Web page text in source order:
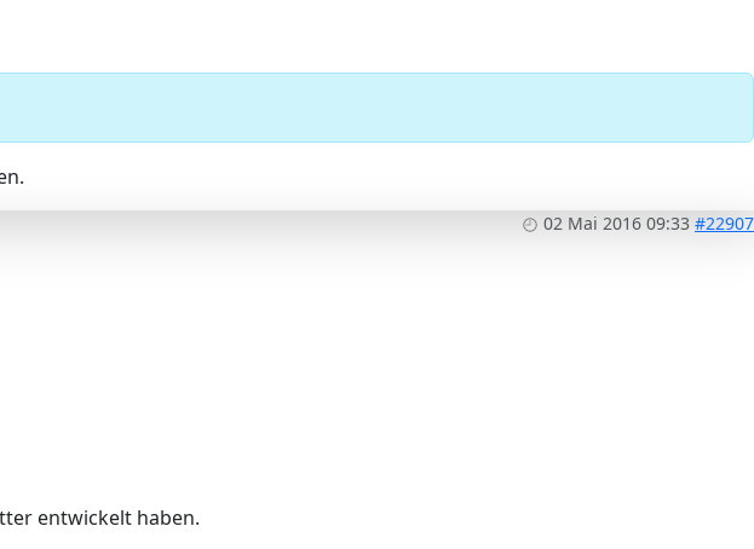
02 Mai 2016 09:33 #22907
entwickelt haben.